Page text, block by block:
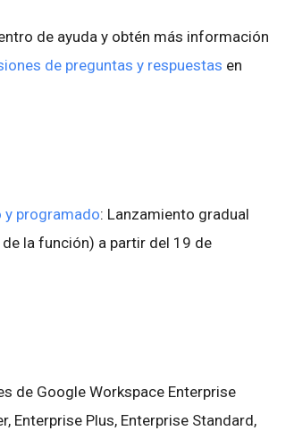
de ayuda y obtén más información
de preguntas y respuestas en
y programado: Lanzamiento gradual
la función) a partir del 19 de
de Google Workspace Enterprise
Enterprise Plus, Enterprise Standard,